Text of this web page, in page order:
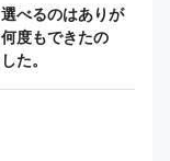
べるのはありが
度もできたの
た。